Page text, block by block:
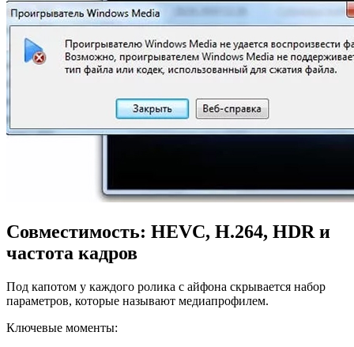
Совместимость: HEVC, H.264, HDR и
частота кадров
Под капотом у каждого ролика с айфона скрывается набор
параметров, которые называют медиапрофилем.
Ключевые моменты: